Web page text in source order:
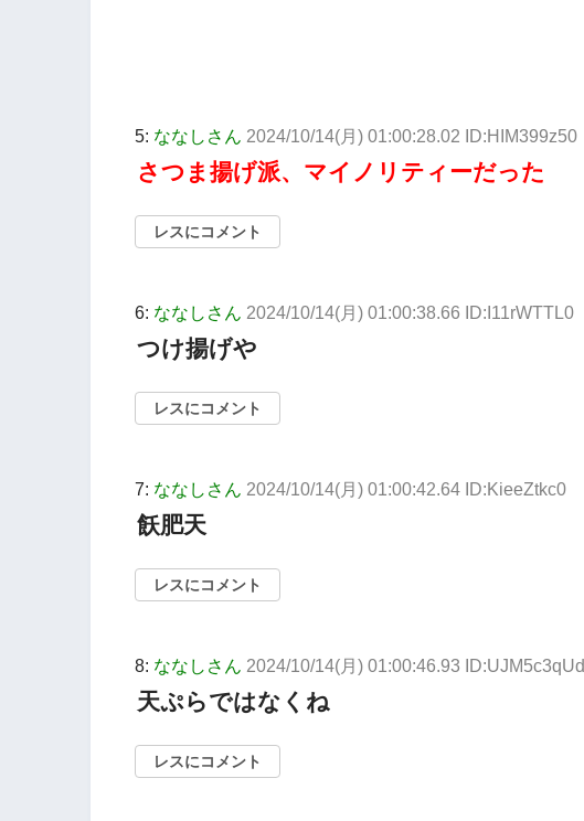
5: ななしさん 2024/10/14(月) 01:00:28.02 ID:HIM399z50
さつま揚げ派、マイノリティーだった
レスにコメント
6: ななしさん 2024/10/14(月) 01:00:38.66 ID:I11rWTTL0
つけ揚げや
レスにコメント
7: ななしさん 2024/10/14(月) 01:00:42.64 ID:KieeZtkc0
飫肥天
レスにコメント
8: ななしさん 2024/10/14(月) 01:00:46.93 ID:UJM5c3qUd
天ぷらではなくね
レスにコメント